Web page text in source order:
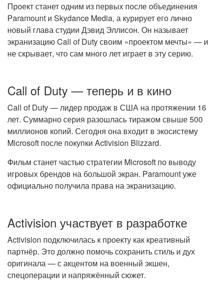
Проект станет одним из первых после объединения
Paramount и Skydance Media, а курирует его лично
новый глава студии Дэвид Эллисон. Он называет
экранизацию Call of Duty своим «проектом мечты» — и
не скрывает, что сам много лет играет в эту серию.
Call of Duty — теперь и в кино
Call of Duty — лидер продаж в США на протяжении 16
лет. Суммарно серия разошлась тиражом свыше 500
миллионов копий. Сегодня она входит в экосистему
Microsoft после покупки Activision Blizzard.
Фильм станет частью стратегии Microsoft по выводу
игровых брендов на большой экран. Paramount уже
официально получила права на экранизацию.
Activision участвует в разработке
Activision подключилась к проекту как креативный
партнёр. Это должно помочь сохранить стиль и дух
оригинала — с акцентом на военный экшен,
спецоперации и напряжённый сюжет.